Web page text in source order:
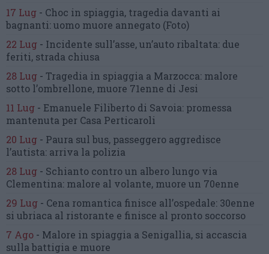
17 Lug - Choc in spiaggia, tragedia davanti ai
bagnanti:uomo muore annegato (Foto)
22 Lug - Incidente sull’asse, un’auto ribaltata: due
feriti, strada chiusa
28 Lug - Tragedia in spiaggia a Marzocca: malore
sotto l’ombrellone, muore 71enne di Jesi
11 Lug - Emanuele Filiberto di Savoia: promessa
mantenuta per Casa Perticaroli
20 Lug - Paura sul bus, passeggero aggredisce
l’autista: arriva la polizia
28 Lug - Schianto contro un albero lungo via
Clementina: malore al volante, muore un 70enne
29 Lug - Cena romantica finisce all’ospedale: 30enne
si ubriaca al ristorante e finisce al pronto soccorso
7 Ago - Malore in spiaggia a Senigallia, si accascia
sulla battigia e muore